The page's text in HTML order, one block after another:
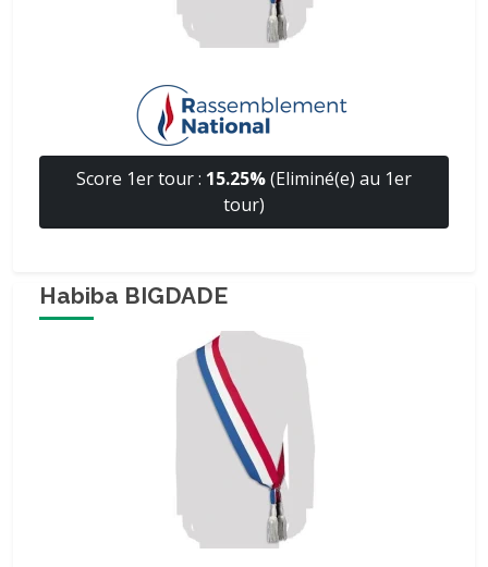
Score 1er tour : 15.25%(Eliminé(e) au 1er
tour)
Habiba BIGDADE